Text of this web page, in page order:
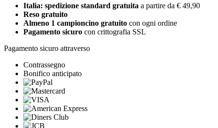
Italia: spedizione standard gratuita a partire da € 49,90
Reso gratuito
Almeno 1 campioncino gratuito con ogni ordine
Pagamento sicuro con crittografia SSL
Pagamento sicuro attraverso
Contrassegno
Bonifico anticipato